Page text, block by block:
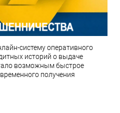
систему оперативного
историй о выдаче
возможным быстрое
получения